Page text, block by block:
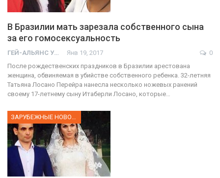
В Бразилии мать зарезала собственного сына
за его гомосексуальность
ГЕЙ-АЛЬЯНС УКРАИНА Янв 19, 2017
0
После рождественских праздников в Бразилии арестована
женщина, обвиняемая в убийстве собственного ребенка. 32-летняя
Татьяна Лосано Перейра нанесла несколько ножевых ранений
своему 17-летнему сыну Итаберли Лосано, которые…